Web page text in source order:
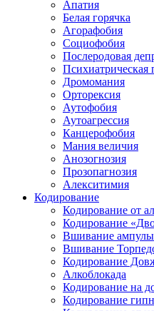
Апатия
Белая горячка
Агорафобия
Социофобия
Послеродовая
Психиатрическая
Дромомания
Орторексия
Аутофобия
Аутоагрессия
Канцерофобия
Мания величия
Анозогнозия
Прозопагнозия
Алекситимия
Кодирование
Кодирование от
Кодирование
Вшивание ампулы
Вшивание
Кодирование
Алкоблокада
Кодирование на
Кодирование